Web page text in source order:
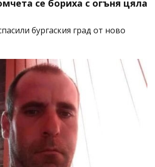
се бориха с огъня цяла
бургаския град от ново